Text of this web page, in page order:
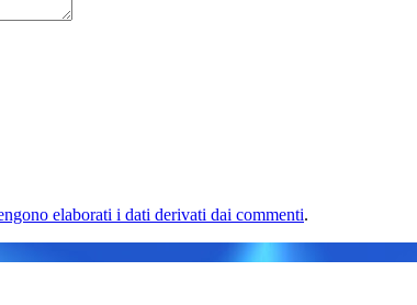
elaborati i dati derivati dai commenti.